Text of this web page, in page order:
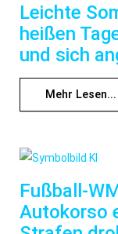
Leichte
heißen
und sich
Mehr Lesen...
Fußball-
Autokorso